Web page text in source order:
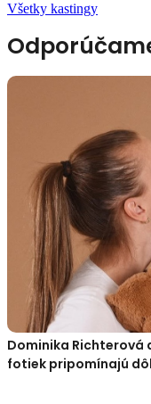
Všetky kastingy
Dominika Richterová
fotiek pripomínajú